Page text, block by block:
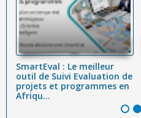
SmartEval : Le meilleur
outil de Suivi Evaluation de
projets et programmes en
Afriqu...